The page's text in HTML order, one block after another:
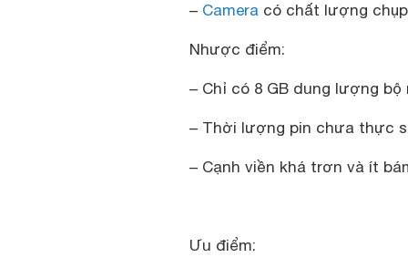
– Camera có chất lượng
Nhược điểm:
– Chỉ có 8 GB dung lượng bộ
– Thời lượng pin chưa thực
– Cạnh viền khá trơn và ít
Ưu điểm: